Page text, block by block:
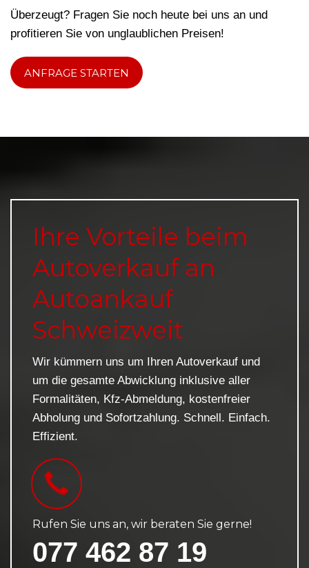
Überzeugt? Fragen Sie noch heute bei uns an und
profitieren Sie von unglaublichen Preisen!
ANFRAGE STARTEN
Ihre Vorteile beim
Autoverkauf an
Autoankauf
Schweizweit
Wir kümmern uns um Ihren Autoverkauf und
um die gesamte Abwicklung inklusive aller
Formalitäten, Kfz-Abmeldung, kostenfreier
Abholung und Sofortzahlung. Schnell. Einfach.
Effizient.
Rufen Sie uns an, wir beraten Sie gerne!
077 462 87 19